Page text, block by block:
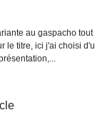
au gaspacho
le titre, ici j'ai choisi